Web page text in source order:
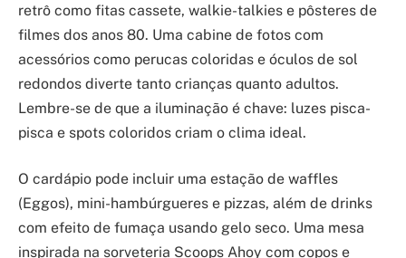
retrô como fitas cassete, walkie-talkies e pôsteres de
filmes dos anos 80. Uma cabine de fotos com
acessórios como perucas coloridas e óculos de sol
redondos diverte tanto crianças quanto adultos.
Lembre-se de que a iluminação é chave: luzes pisca-
pisca e spots coloridos criam o clima ideal.
O cardápio pode incluir uma estação de waffles
(Eggos), mini-hambúrgueres e pizzas, além de drinks
com efeito de fumaça usando gelo seco. Uma mesa
inspirada na sorveteria Scoops Ahoy com copos e